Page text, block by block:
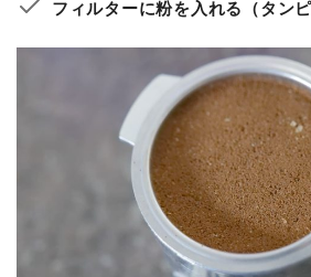
フィルターに粉を入れる（タンピ